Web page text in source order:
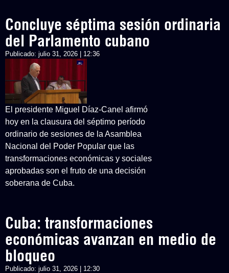
Concluye séptima sesión ordinaria
del Parlamento cubano
Publicado: julio 31, 2026 | 12:36
El presidente Miguel Díaz-Canel afirmó
hoy en la clausura del séptimo período
ordinario de sesiones de la Asamblea
Nacional del Poder Popular que las
transformaciones económicas y sociales
aprobadas son el fruto de una decisión
soberana de Cuba.
Cuba: transformaciones
económicas avanzan en medio de
bloqueo
Publicado: julio 31, 2026 | 12:30